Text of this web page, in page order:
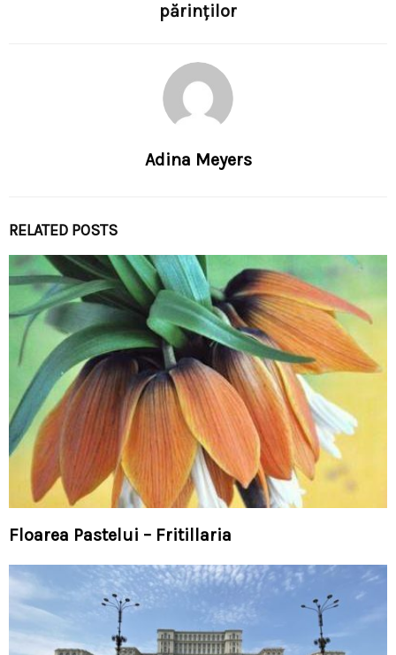
părinților
Adina Meyers
RELATED POSTS
Floarea Pastelui – Fritillaria